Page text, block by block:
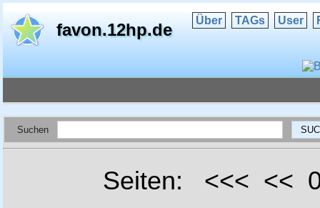
favon.12hp.de Über TAGs User
Suchen
Seiten: <<< <<